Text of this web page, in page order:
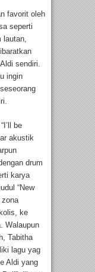
favorit oleh
seperti
sendiri.
ingin
be
akustik
drum
karya
“New
zona
ke
Walaupun
Tabitha
lagu yag
Aldi yang